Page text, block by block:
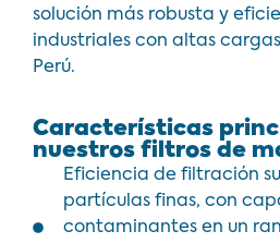
solución más robusta y
industriales con altas
Perú.
Características
nuestros filtros de
Eficiencia de filtración
partículas finas, con
contaminantes en un